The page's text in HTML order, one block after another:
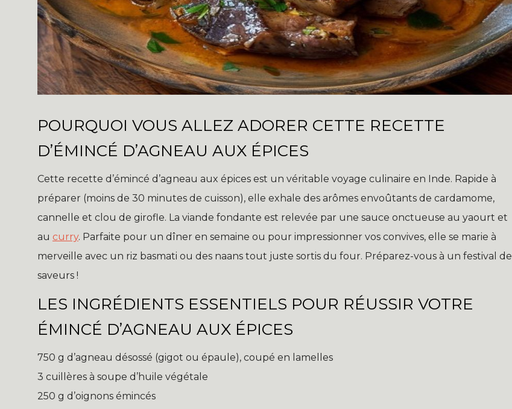
POURQUOI VOUS ALLEZ ADORER CETTE RECETTE
D’ÉMINCÉ D’AGNEAU AUX ÉPICES
Cette recette d’émincé d’agneau aux épices est un véritable voyage culinaire en Inde. Rapide à
préparer (moins de 30 minutes de cuisson), elle exhale des arômes envoûtants de cardamome,
cannelle et clou de girofle. La viande fondante est relevée par une sauce onctueuse au yaourt et
au curry. Parfaite pour un dîner en semaine ou pour impressionner vos convives, elle se marie à
merveille avec un riz basmati ou des naans tout juste sortis du four. Préparez-vous à un festival de
saveurs !
LES INGRÉDIENTS ESSENTIELS POUR RÉUSSIR VOTRE
ÉMINCÉ D’AGNEAU AUX ÉPICES
750 g d’agneau désossé (gigot ou épaule), coupé en lamelles
3 cuillères à soupe d’huile végétale
250 g d’oignons émincés